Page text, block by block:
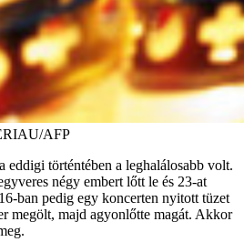
AFP
eddigi történtében a leghalálosabb volt.
négy embert lőtt le és 23-at
ban pedig egy koncerten nyitott tüzet
megölt, majd agyonlőtte magát. Akkor